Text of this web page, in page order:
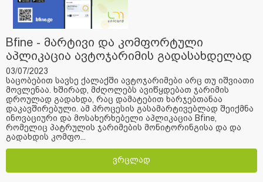
Bfine - მარტივი და კომფორტული
აპლიკაცია ავტოჯარიმის გადასახდელად
03/07/2023
საცობებით სავსე ქალაქში ავტოჯარიმები არც თუ იშვიათი
მოვლენაა. ხშირად, მძღოლებს ავიწყდებათ ჯარიმის
დროულად გადახდა, რაც დამატებით ხარჯებთანაა
დაკავშირებული. ამ პროცესის გასამარტივებლად შეიქმნა
ინოვაციური და მოსახერხებელი აპლიკაცია Bfine,
რომელიც პატრულის ჯარიმების მონიტორინგისა და და
გადახდის კომფო...
ვრცლად